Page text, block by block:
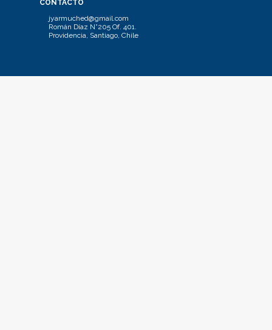
CONTACTO
jyarmuched@gmail.com
Román Díaz N°205 Of. 401.
Providencia, Santiago, Chile